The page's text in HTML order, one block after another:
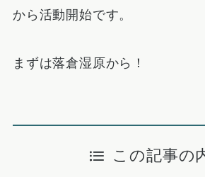
から活動開始です。
まずは落倉湿原から！
この記事の